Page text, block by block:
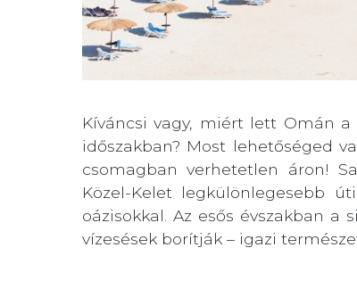
Kíváncsi vagy, miért lett Omán
időszakban? Most lehetőséged
csomagban verhetetlen áron!
Közel-Kelet legkülönlegesebb
oázisokkal. Az esős évszakban
vízesések borítják – igazi